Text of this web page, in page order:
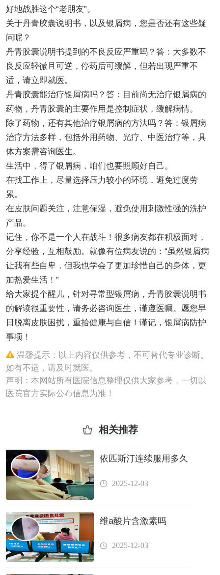
好地战胜这个“老朋友”。
关于丹青胶囊说明书，以及银屑病，您是否还有这些疑
问呢？
丹青胶囊说明书提到的不良反应严重吗？答：大多数不
良反应轻微且可逆，停药后可缓解，但若出现严重不
适，请立即就医。
丹青胶囊能治疗银屑病吗？答：目前尚无治疗银屑病的
药物，丹青胶囊的主要作用是控制症状，缓解病情。
除了药物，还有其他治疗银屑病的方法吗？答：银屑病
治疗方法多样，包括外用药物、光疗、中医治疗等，具
体方案需咨询医生。
生活中，得了银屑病，咱们也要照顾好自己。
在找工作上，尽量选择压力较小的环境，避免过度劳
累。
在皮肤问题关注，注意保湿，避免使用刺激性强的洗护
产品。
记住，你不是一个人在战斗！很多病友都在积极面对，
分享经验，互相鼓励。就像有位病友说的：“虽然银屑病
让我有些自卑，但我也学会了更加珍惜自己的身体，更
加热爱生活！”
给大家提个醒儿，针对寻常型银屑病，丹青胶囊说明书
的解读很重要性，请务必咨询医生，谨遵医嘱。愿您早
日脱离皮肤困扰，重拾健康与自信！谨记，银屑病防护
事项！
温馨提示：以上内容仅供参考，不可替代专业诊断。
如有不适，请及时就医。
声明：本网站所有医院信息整理仅供大家参考，一切以
医院官方实际公布信息为准！
相关推荐
依匹斯汀连续服用多久
2025-12-03
维a酸片含激素吗
2025-12-03